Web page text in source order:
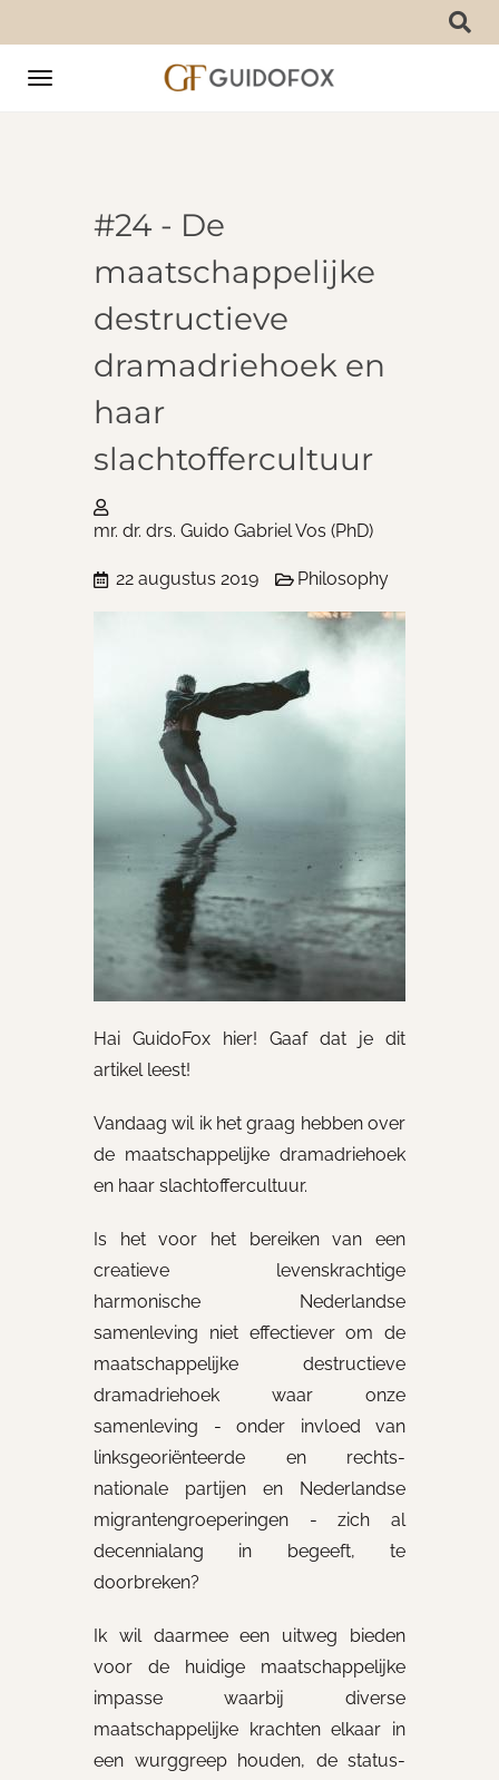
Toggle
#24 - De
maatschappelijke
destructieve
dramadriehoek en
haar
slachtoffercultuur
mr. dr. drs. Guido Gabriel Vos (PhD)
22 augustus 2019 Philosophy
Hai GuidoFox hier! Gaaf dat je dit
artikel leest!
Vandaag wil ik het graag hebben over
de maatschappelijke dramadriehoek
en haar slachtoffercultuur.
Is het voor het bereiken van een
creatieve levenskrachtige
harmonische Nederlandse
samenleving niet effectiever om de
maatschappelijke destructieve
dramadriehoek waar onze
samenleving - onder invloed van
linksgeoriënteerde en rechts-
nationale partijen en Nederlandse
migrantengroeperingen - zich al
decennialang in begeeft, te
doorbreken?
Ik wil daarmee een uitweg bieden
voor de huidige maatschappelijke
impasse waarbij diverse
maatschappelijke krachten elkaar in
een wurggreep houden, de status-